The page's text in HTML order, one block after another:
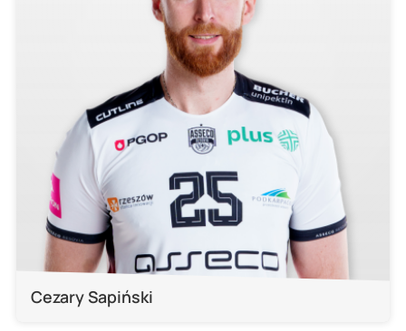
Cezary Sapiński